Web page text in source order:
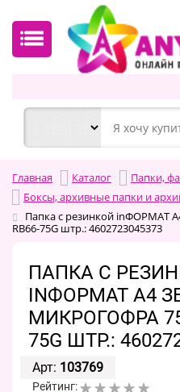
Главная Каталог
Папки,
Боксы, архивные папки и
Папка с резинкой inФОРМАТ
RB66-75G штр.: 4602723045373
ПАПКА С
INФОРМАТ А4
МИКРОГОФРА
75G ШТР.:
Арт: 103769
Рейтинг: